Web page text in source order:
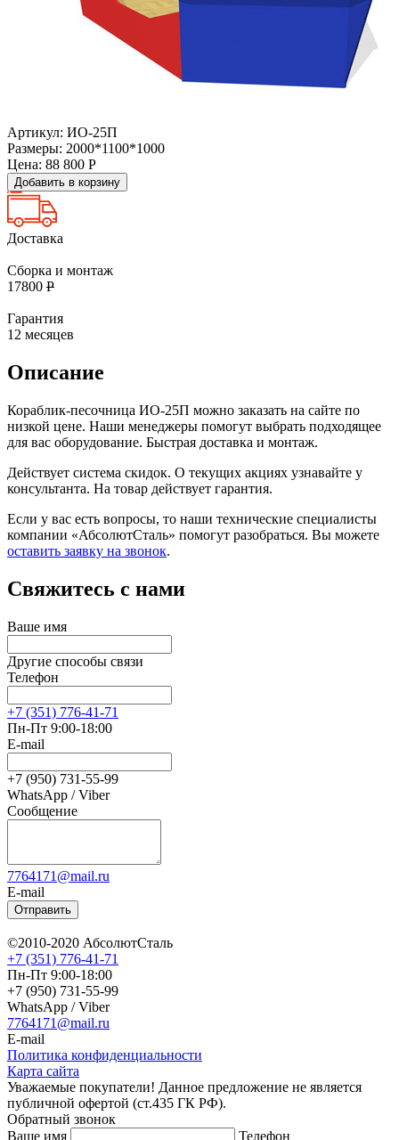
Артикул: ИО-25П
Размеры: 2000*1100*1000
Цена: 88 800 Р
Добавить в корзину
Доставка
Сборка и монтаж
17800 Р
Гарантия
12 месяцев
Описание
Кораблик-песочница ИО-25П можно заказать на сайте по
низкой цене. Наши менеджеры помогут выбрать подходящее
для вас оборудование. Быстрая доставка и монтаж.
Действует система скидок. О текущих акциях узнавайте у
консультанта. На товар действует гарантия.
Если у вас есть вопросы, то наши технические специалисты
компании «АбсолютСталь» помогут разобраться. Вы можете
оставить заявку на звонок.
Свяжитесь с нами
Ваше имя
Другие способы связи
Телефон
+7 (351) 776-41-71
Пн-Пт 9:00-18:00
E-mail
+7 (950) 731-55-99
WhatsApp / Viber
Сообщение
7764171@mail.ru
E-mail
Отправить
©2010-2020 АбсолютСталь
+7 (351) 776-41-71
Пн-Пт 9:00-18:00
+7 (950) 731-55-99
WhatsApp / Viber
7764171@mail.ru
E-mail
Политика конфиденциальности
Карта сайта
Уважаемые покупатели! Данное предложение не является
публичной офертой (ст.435 ГК РФ).
Обратный звонок
Ваше имя
Телефон